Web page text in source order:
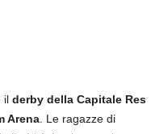
il derby della Capitale Res
Arena . Le ragazze di